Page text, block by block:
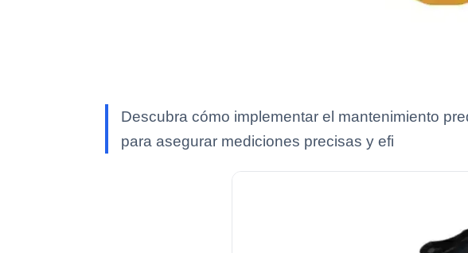
Descubra cómo implementar el mantenimiento
para asegurar mediciones precisas y efi